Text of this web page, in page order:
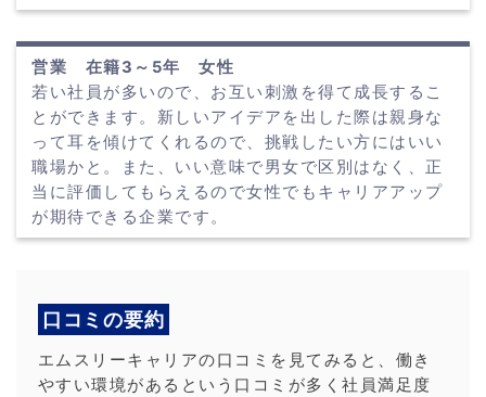
営業 在籍3～5年 女性
若い社員が多いので、お互い刺激を得て成長するこ
とができます。新しいアイデアを出した際は親身な
って耳を傾けてくれるので、挑戦したい方にはいい
職場かと。また、いい意味で男女で区別はなく、正
当に評価してもらえるので女性でもキャリアアップ
が期待できる企業です。
口コミの要約
エムスリーキャリアの口コミを見てみると、働き
やすい環境があるという口コミが多く社員満足度